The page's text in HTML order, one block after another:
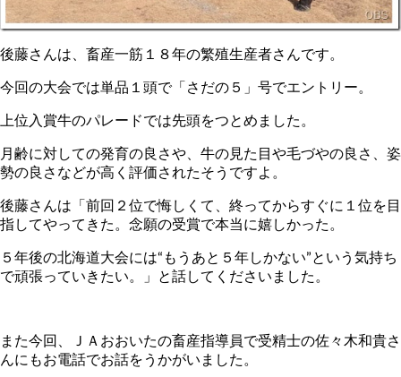
後藤さんは、畜産一筋１８年の繁殖生産者さんです。
今回の大会では単品１頭で「さだの５」号でエントリー。
上位入賞牛のパレードでは先頭をつとめました。
月齢に対しての発育の良さや、牛の見た目や毛づやの良さ、姿
勢の良さなどが高く評価されたそうですよ。
後藤さんは「前回２位で悔しくて、終ってからすぐに１位を目
指してやってきた。念願の受賞で本当に嬉しかった。
５年後の北海道大会には“もうあと５年しかない”という気持ち
で頑張っていきたい。」と話してくださいました。
また今回、ＪＡおおいたの畜産指導員で受精士の佐々木和貴さ
んにもお電話でお話をうかがいました。